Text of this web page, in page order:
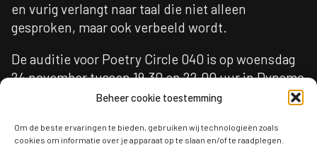
Beheer cookie toestemming
Om de beste ervaringen te bieden, gebruiken wij technologieën zoals
cookies om informatie over je apparaat op te slaan en/of te raadplegen.
en vurig verlangt naar taal die niet alleen
gesproken, maar ook verbeeld wordt.
De auditie voor Poetry Circle 040 is op woensdag
24novembertussen 19.30 en 22.00 uur in Dynamo
in Eindhoven. De lessen zijn (met uitzondering
19.30-21.30 uur. Ze starten op woensdag 12januari